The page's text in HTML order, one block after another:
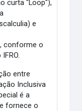
curta "Loop"),
e
conforme o
entre
Inclusiva
é a
fornece o